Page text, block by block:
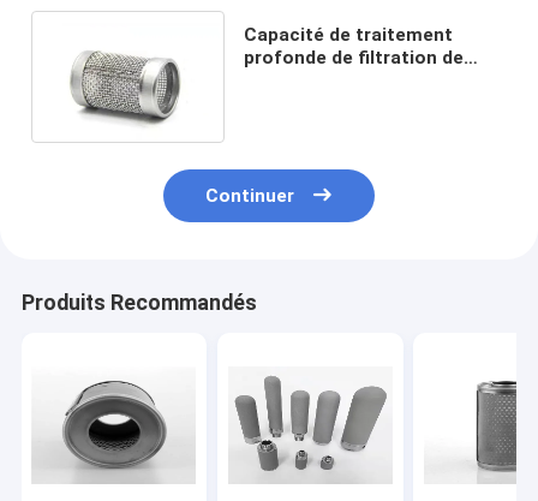
Capacité de traitement
profonde de filtration de
Continuer
Produits Recommandés